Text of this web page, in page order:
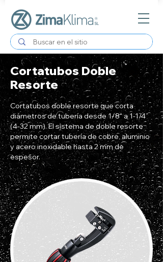
Cortatubos Doble
Resorte
Cortatubos doble resorte que corta
diámetros de tubería desde 1/8” a 1-1/4”
(4-32 mm). El sistema de doble resorte
permite cortar tubería de cobre, aluminio
y acero inoxidable hasta 2 mm de
espesor.